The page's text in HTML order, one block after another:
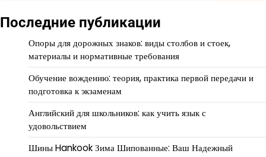
Последние публикации
Опоры для дорожных знаков: виды столбов и стоек,
материалы и нормативные требования
Обучение вождению: теория, практика первой передачи и
подготовка к экзаменам
Английский для школьников: как учить язык с
удовольствием
Шины Hankook Зима Шипованные: Ваш Надежный